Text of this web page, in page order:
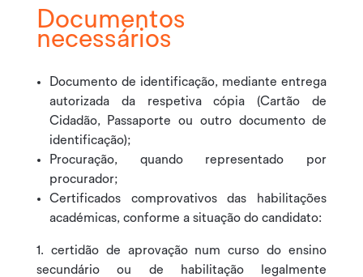
Documentos
necessários
Documento de identificação, mediante entrega
autorizada da respetiva cópia (Cartão de
Cidadão, Passaporte ou outro documento de
identificação);
Procuração, quando representado por
procurador;
Certificados comprovativos das habilitações
académicas, conforme a situação do candidato:
certidão de aprovação num curso do ensino
secundário ou de habilitação legalmente